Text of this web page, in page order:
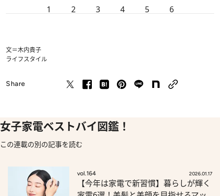
1 2 3 4 5 6
文＝木内貴子
ライフスタイル
Share
女子家電ベストバイ図鑑！
この連載の別の記事を読む
vol.164 2026.01.17
【今年は家電で新習慣】暮らしが輝く